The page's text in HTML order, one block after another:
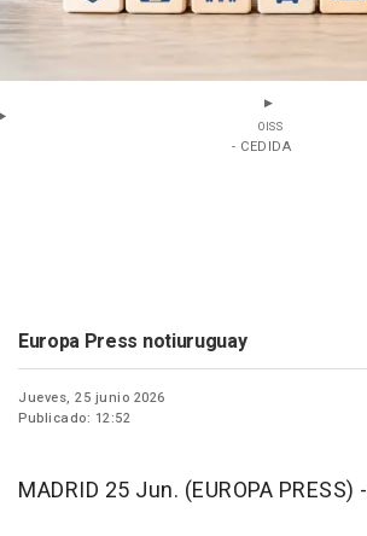
OISS
- CEDIDA
Europa Press notiuruguay
Jueves, 25 junio 2026
Publicado: 12:52
MADRID 25 Jun. (EUROPA PRESS) -